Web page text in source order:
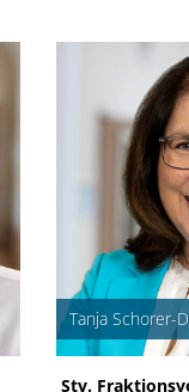
Tanja Schorer-
Stv.